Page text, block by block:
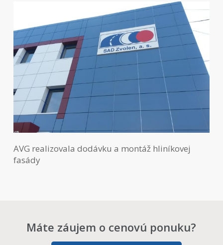
AVG realizovala dodávku a montáž hliníkovej
fasády
Máte záujem o cenovú ponuku?